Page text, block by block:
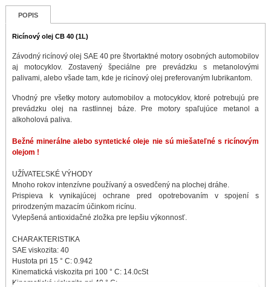
POPIS
Ricínový olej CB 40 (1L)
Závodný ricínový olej SAE 40 pre štvortaktné motory osobných automobilov
aj motocyklov. Zostavený špeciálne pre prevádzku s metanolovými
palivami, alebo všade tam, kde je ricínový olej preferovaným lubrikantom.
Vhodný pre všetky motory automobilov a motocyklov, ktoré potrebujú pre
prevádzku olej na rastlinnej báze. Pre motory spaľujúce metanol a
alkoholová paliva.
Bežné minerálne alebo syntetické oleje nie sú miešateľné s ricínovým
olejom !
UŽÍVATEĽSKÉ VÝHODY
Mnoho rokov intenzívne používaný a osvedčený na plochej dráhe.
Prispieva k vynikajúcej ochrane pred opotrebovaním v spojení s
prirodzeným mazacím účinkom ricínu.
Vylepšená antioxidačné zložka pre lepšiu výkonnosť.
CHARAKTERISTIKA
SAE viskozita: 40
Hustota pri 15 ° C: 0.942
Kinematická viskozita pri 100 ° C: 14.0cSt
Kinematická viskozita pri 40 ° C: